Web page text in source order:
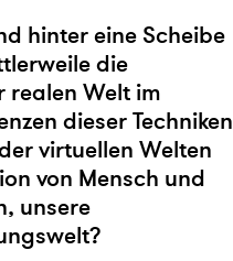
hinter eine Scheibe
die
realen Welt im
dieser Techniken
virtuellen Welten
von Mensch und
unsere